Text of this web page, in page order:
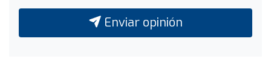
Enviar opinión